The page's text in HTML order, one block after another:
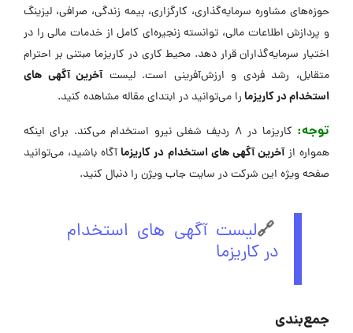
حوزه‌های مشاوره سرمایه‌گذاری، کارگزاری، بیمه زندگی، صرافی، لیزینگ
و پردازش اطلاعات مالی، توانسته زنجیره‌ای کامل از خدمات مالی را در
اختیار سرمایه‌گذاران قرار دهد. محیط کاری در کاریزما مبتنی بر احترام
متقابل، رشد فردی و ارزش‌آفرینی است. لیستآخرین آگهی های
استخدام در کاریزمارا می‌توانید در ابتدای مقاله مشاهده کنید.
توجه:
کاریزما در 8 ردیف شغلی نیرو استخدام می‌کند. برای اینکه
همواره ازآخرین آگهی های استخدام در کاریزماآگاه باشید، می‌توانید
صفحه ویژه این شرکت در ‌سایت جاب ویژن را دنبال کنید.
🔗لیست آگهی های استخدام
در کاریزما
جمع‌بندی